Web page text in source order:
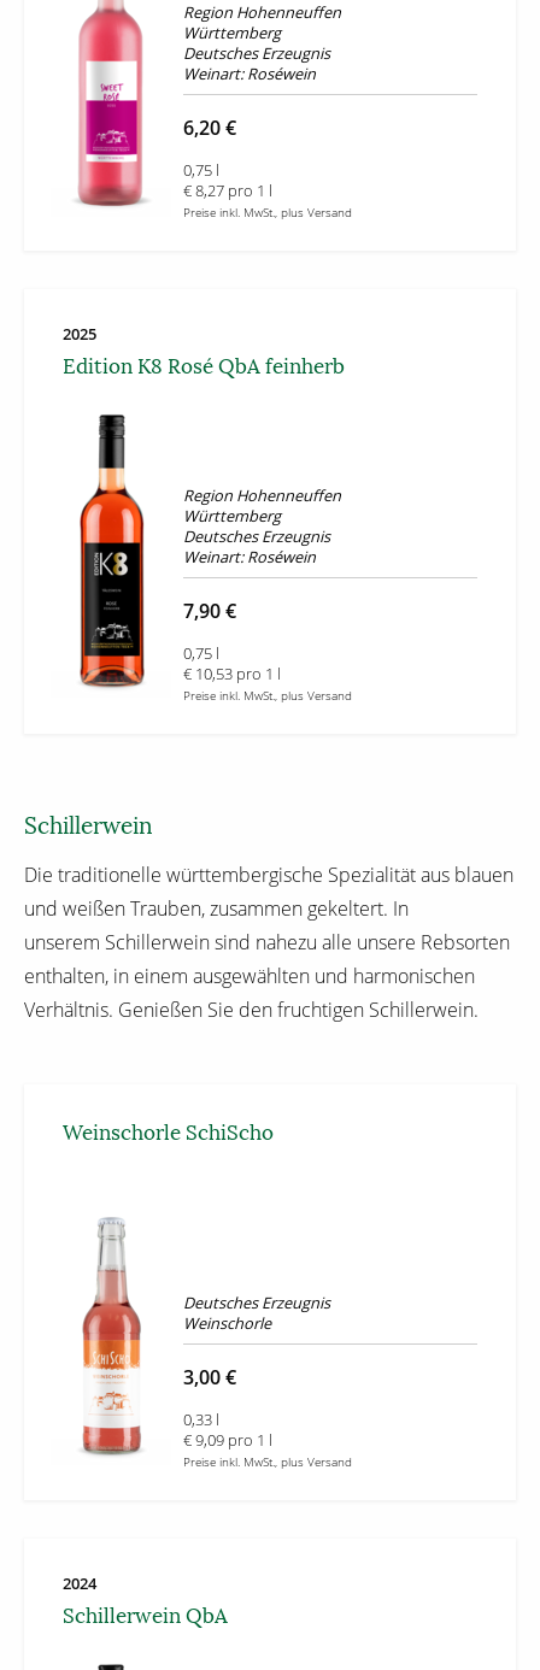
Region Hohenneuffen
Württemberg
Deutsches Erzeugnis
Weinart: Roséwein
6,20 €
0,75 l
€ 8,27 pro 1 l
Preise inkl. MwSt., plus Versand
2025
Edition K8 Rosé QbA feinherb
Region Hohenneuffen
Württemberg
Deutsches Erzeugnis
Weinart: Roséwein
7,90 €
0,75 l
€ 10,53 pro 1 l
Preise inkl. MwSt., plus Versand
Schillerwein
Die traditionelle württembergische Spezialität aus blauen
und weißen Trauben, zusammen gekeltert. In
unserem Schillerwein sind nahezu alle unsere Rebsorten
enthalten, in einem ausgewählten und harmonischen
Verhältnis. Genießen Sie den fruchtigen Schillerwein.
Weinschorle SchiScho
Deutsches Erzeugnis
Weinschorle
3,00 €
0,33 l
€ 9,09 pro 1 l
Preise inkl. MwSt., plus Versand
2024
Schillerwein QbA